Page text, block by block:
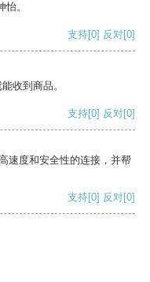
。
支持[0] 反对[0]
收到商品。
支持[0] 反对[0]
速度和安全性的连接，并帮
支持[0] 反对[0]